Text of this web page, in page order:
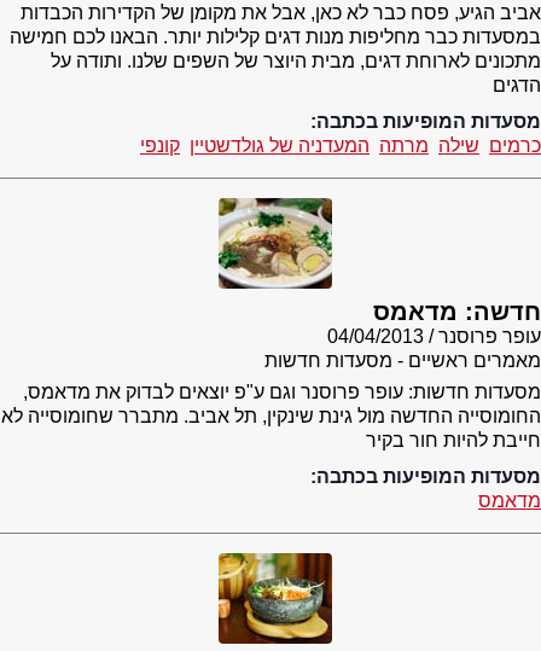
אביב הגיע, פסח כבר לא כאן, אבל את מקומן של הקדירות הכבדות
במסעדות כבר מחליפות מנות דגים קלילות יותר. הבאנו לכם חמישה
מתכונים לארוחת דגים, מבית היוצר של השפים שלנו. ותודה על
הדגים
מסעדות המופיעות בכתבה:
כרמים שילה מרתה המעדניה של גולדשטיין קונפי
חדשה: מדאמס
עופר פרוסנר
04/04/2013
מאמרים ראשיים - מסעדות חדשות
מסעדות חדשות: עופר פרוסנר וגם ע"פ יוצאים לבדוק את מדאמס,
החומוסייה החדשה מול גינת שינקין, תל אביב. מתברר שחומוסייה לא
חייבת להיות חור בקיר
מסעדות המופיעות בכתבה:
מדאמס